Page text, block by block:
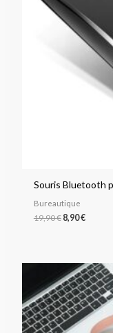
Souris Bluetooth
Bureautique
19,90€ 8,90€
de
à